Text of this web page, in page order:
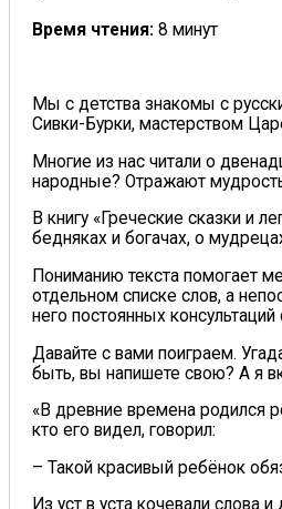
Время чтения: 8 минут
Мы с детства знакомы с
Сивки-Бурки, мастерством
Многие из нас читали о
народные? Отражают
В книгу «Греческие сказки и
бедняках и богачах, о
Пониманию текста помогает
отдельном списке слов, а
него постоянных консультаций
Давайте с вами поиграем.
быть, вы напишете свою? А я
«В древние времена родился
кто его видел, говорил:
– Такой красивый ребёнок